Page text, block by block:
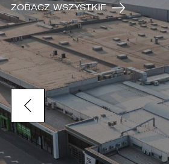
ZOBACZ WSZYSTKIE